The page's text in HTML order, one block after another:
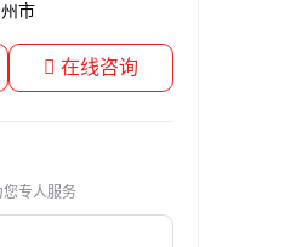
市
在线咨询
专人服务